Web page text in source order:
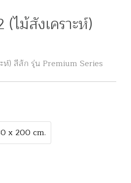
ไม้สังเคราะห์)
ะห์) สีสัก รุ่น Premium Series
x 200 cm.